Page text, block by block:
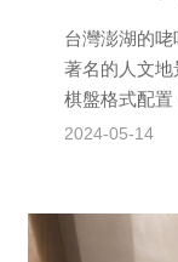
台灣澎湖的
著名的人文
棋盤格式配
而成，形構出
2024-05-14